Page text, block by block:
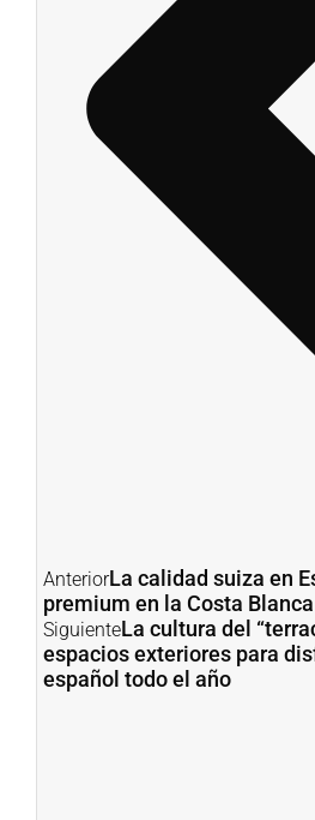
AnteriorLa calidad suiza en
premium en la Costa Blanca
SiguienteLa cultura del
espacios exteriores para
español todo el año